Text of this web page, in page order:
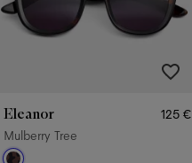
Eleanor
125 €
Mulberry Tree